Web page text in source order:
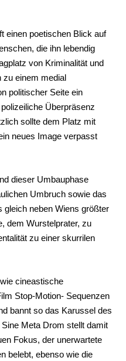
einen poetischen Blick auf
die ihn lebendig
von Kriminalität und
zu einem medial
politischer Seite ein
Überpräsenz
sollte dem Platz mit
neues Image verpasst
dieser Umbauphase
Umbruch sowie das
gleich neben Wiens größter
dem Wurstelprater, zu
zu einer skurrilen
cineastische
Stop-Motion- Sequenzen
bannt so das Karussel des
Meta Drom stellt damit
Fokus, der unerwartete
belebt, ebenso wie die